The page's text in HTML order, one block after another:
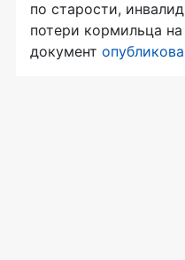
по старости,
потери кормильца
документ